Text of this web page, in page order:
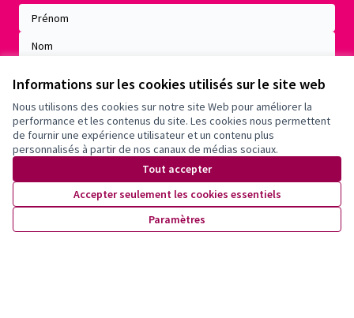
Informations sur les cookies utilisés sur le site web
Nous utilisons des cookies sur notre site Web pour améliorer la
performance et les contenus du site. Les cookies nous permettent
de fournir une expérience utilisateur et un contenu plus
personnalisés à partir de nos canaux de médias sociaux.
Tout accepter
Accepter seulement les cookies essentiels
Paramètres
Conditions d'utilisation
Paramètres des cookies